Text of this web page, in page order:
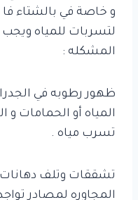
و خاصة في بالشتاء فا
لتسربات للمياه
المشكله :
ظهور رطوبه في
المياه أو الحمامات و
تسرب مياه .
تشققات وتلف
المجاوره لمصادر